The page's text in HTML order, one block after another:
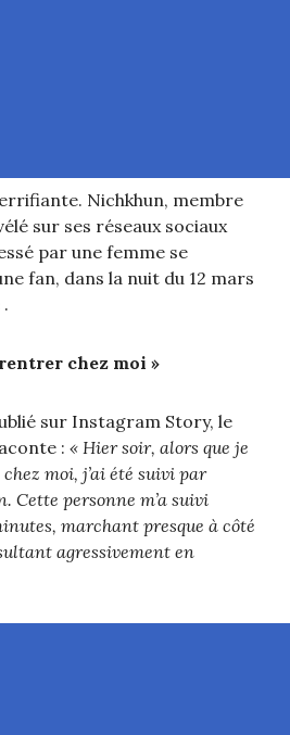
Nichkhun, membre
sur ses réseaux sociaux
par une femme se
fan, dans la nuit du 12 mars
chez moi »
sur Instagram Story, le
:« Hier soir, alors que je
moi, j’ai été suivi par
Cette personne m’a suivi
marchant presque à côté
agressivement en